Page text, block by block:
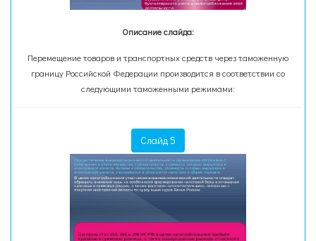
Описание слайда:
Перемещение товаров и транспортных средств через таможенную
границу Российской Федерации производится в соответствии со
следующими таможенными режимами:
Слайд 5